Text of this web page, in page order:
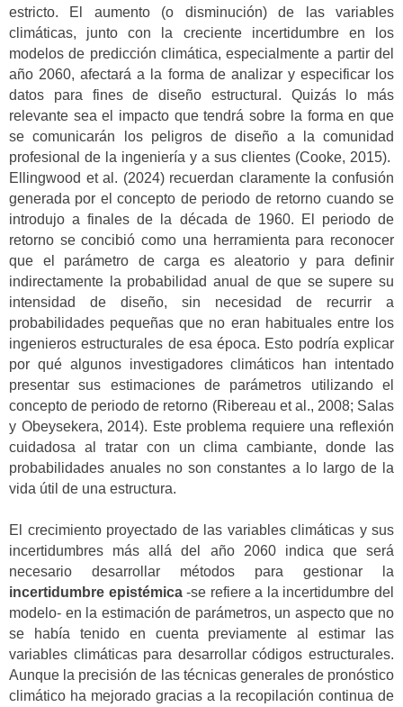
estricto. El aumento (o disminución) de las variables
climáticas, junto con la creciente incertidumbre en los
modelos de predicción climática, especialmente a partir del
año 2060, afectará a la forma de analizar y especificar los
datos para fines de diseño estructural. Quizás lo más
relevante sea el impacto que tendrá sobre la forma en que
se comunicarán los peligros de diseño a la comunidad
profesional de la ingeniería y a sus clientes (Cooke, 2015).
Ellingwood et al. (2024) recuerdan claramente la confusión
generada por el concepto de periodo de retorno cuando se
introdujo a finales de la década de 1960. El periodo de
retorno se concibió como una herramienta para reconocer
que el parámetro de carga es aleatorio y para definir
indirectamente la probabilidad anual de que se supere su
intensidad de diseño, sin necesidad de recurrir a
probabilidades pequeñas que no eran habituales entre los
ingenieros estructurales de esa época. Esto podría explicar
por qué algunos investigadores climáticos han intentado
presentar sus estimaciones de parámetros utilizando el
concepto de periodo de retorno (Ribereau et al., 2008; Salas
y Obeysekera, 2014). Este problema requiere una reflexión
cuidadosa al tratar con un clima cambiante, donde las
probabilidades anuales no son constantes a lo largo de la
vida útil de una estructura.
El crecimiento proyectado de las variables climáticas y sus
incertidumbres más allá del año 2060 indica que será
necesario desarrollar métodos para gestionar la
incertidumbre epistémica-se refiere a la incertidumbre del
modelo- en la estimación de parámetros, un aspecto que no
se había tenido en cuenta previamente al estimar las
variables climáticas para desarrollar códigos estructurales.
Aunque la precisión de las técnicas generales de pronóstico
climático ha mejorado gracias a la recopilación continua de